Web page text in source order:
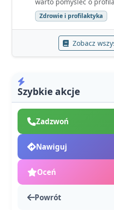
Zdrowie i profilaktyka
Zobacz
Szybkie akcje
Zadzwoń
Nawiguj
Oceń
Powrót